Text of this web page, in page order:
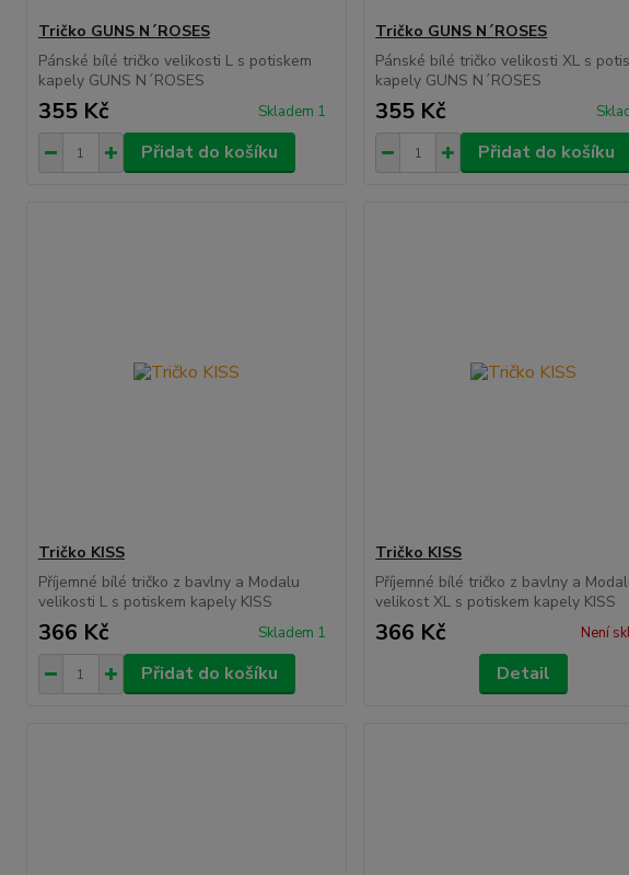
Tričko GUNS N´ROSES
Pánské bílé tričko velikosti L s potiskem
kapely GUNS N´ROSES
355 Kč Skladem 1
Přidat do košíku
Tričko GUNS N´ROSES
Pánské bílé tričko velikosti XL s
kapely GUNS N´ROSES
355 Kč
Přidat do košíku
Tričko KISS
Příjemné bílé tričko z bavlny a Modalu
velikosti L s potiskem kapely KISS
366 Kč Skladem 1
Přidat do košíku
Tričko KISS
Příjemné bílé tričko z bavlny a
velikost XL s potiskem kapely KISS
366 Kč Není
Detail